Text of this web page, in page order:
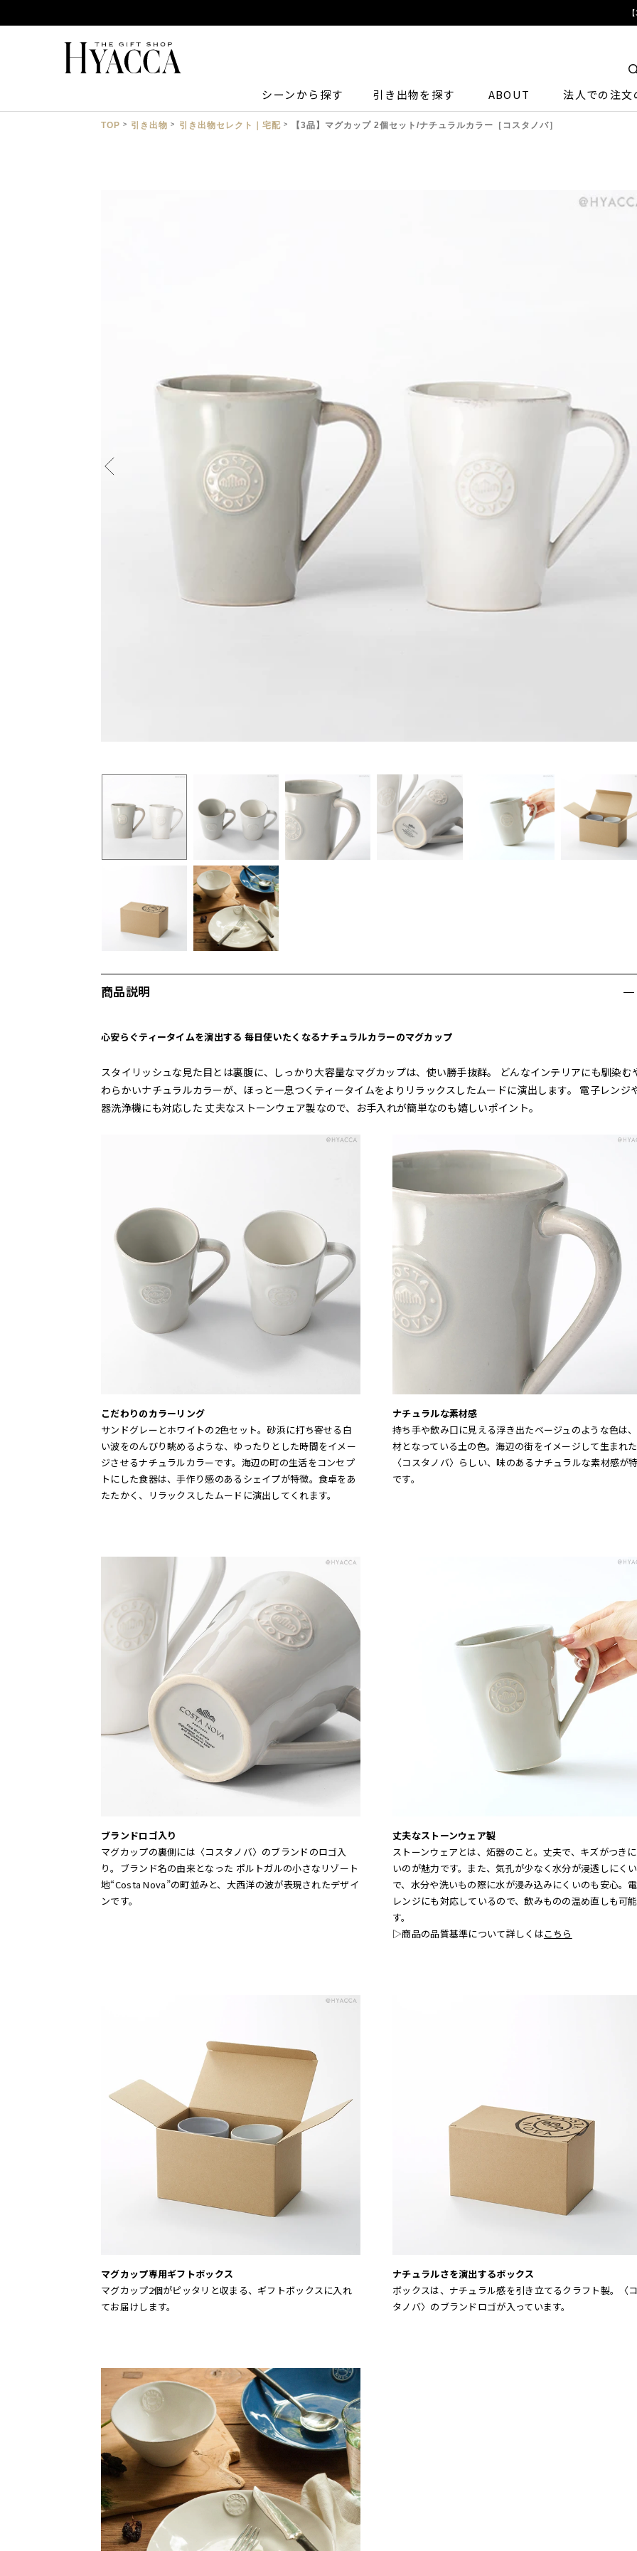
シーンから探す 引き出物を探す ABOUT 法人での注文
TOP 引き出物 引き出物セレクト｜宅配 【3品】マグカップ 2個セット/ナチュラルカラー［コスタノバ］
商品説明
心安らぐティータイムを演出する 毎日使いたくなるナチュラルカラーのマグカップ
スタイリッシュな見た目とは裏腹に、しっかり大容量なマグカップは、使い勝手抜群。 どんなインテリアにも馴染む
わらかいナチュラルカラーが、ほっと一息つくティータイムをよりリラックスしたムードに演出します。 電子レンジ
器洗浄機にも対応した 丈夫なストーンウェア製なので、お手入れが簡単なのも嬉しいポイント。
こだわりのカラーリング
サンドグレーとホワイトの2色セット。砂浜に打ち寄せる白
い波をのんびり眺めるような、ゆったりとした時間をイメー
ジさせるナチュラルカラーです。海辺の町の生活をコンセプ
トにした食器は、手作り感のあるシェイプが特徴。食卓をあ
たたかく、リラックスしたムードに演出してくれます。
ナチュラルな素材感
持ち手や飲み口に見える浮き出たベージュのような色は
材となっている土の色。海辺の街をイメージして生まれた
〈コスタノバ〉らしい、味のあるナチュラルな素材感が
です。
ブランドロゴ入り
マグカップの裏側には〈コスタノバ〉のブランドのロゴ入
り。ブランド名の由来となった ポルトガルの小さなリゾート
地“Costa Nova”の町並みと、大西洋の波が表現されたデザイ
ンです。
丈夫なストーンウェア製
ストーンウェアとは、炻器のこと。丈夫で、キズがつき
いのが魅力です。また、気孔が少なく水分が浸透しにく
で、水分や洗いもの際に水が浸み込みにくいのも安心。
レンジにも対応しているので、飲みものの温め直しも可
す。
▷商品の品質基準について詳しくはこちら
マグカップ専用ギフトボックス
マグカップ2個がピッタリと収まる、ギフトボックスに入れ
てお届けします。
ナチュラルさを演出するボックス
ボックスは、ナチュラル感を引き立てるクラフト製。〈
タノバ〉のブランドロゴが入っています。